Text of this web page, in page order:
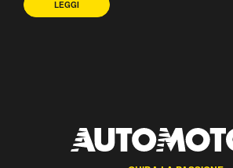
LEGGI